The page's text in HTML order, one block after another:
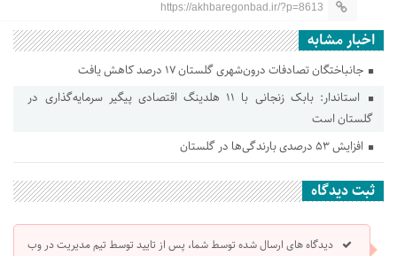
https://akhbaregonbad.ir/?p=8613
اخبار مشابه
جانباختگان تصادفات درون‌شهری گلستان ۱۷ درصد کاهش یافت
استاندار: بابک زنجانی با ۱۱ هلدینگ اقتصادی پیگیر سرمایه‌گذاری در
گلستان است
افزایش ۵۳ درصدی بارندگی‌ها در گلستان
ثبت دیدگاه
دیدگاه های ارسال شده توسط شما، پس از تایید توسط تیم مدیریت در وب